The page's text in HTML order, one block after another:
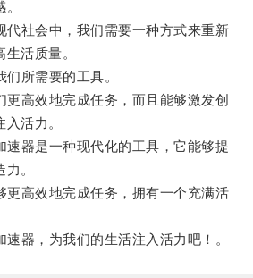
社会中，我们需要一种方式来重新
活质量。
所需要的工具。
高效地完成任务，而且能够激发创
活力。
器是一种现代化的工具，它能够提
。
高效地完成任务，拥有一个充满活
器，为我们的生活注入活力吧！。